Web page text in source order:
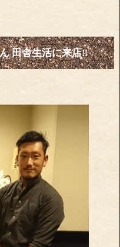
田舎生活に来店‼